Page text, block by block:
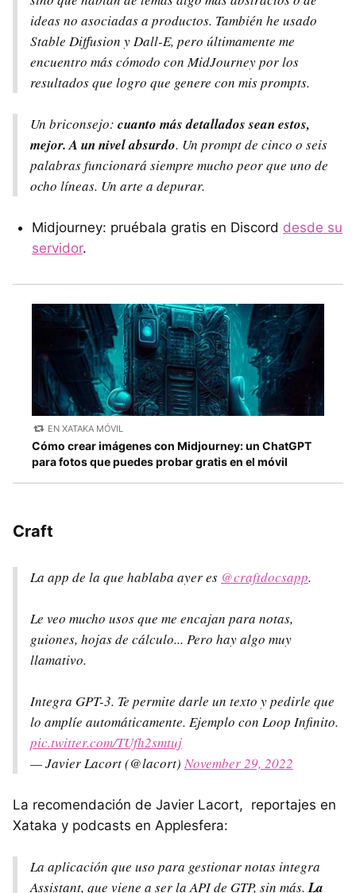
ideas no asociadas a productos. También he usado
Stable Diffusion y Dall-E, pero últimamente me
encuentro más cómodo con MidJourney por los
resultados que logro que genere con mis prompts.
Un briconsejo: cuanto más detallados sean estos,
mejor. A un nivel absurdo. Un prompt de cinco o seis
palabras funcionará siempre mucho peor que uno de
ocho líneas. Un arte a depurar.
Midjourney: pruébala gratis en Discord desde su
servidor.
EN XATAKA MÓVIL
Cómo crear imágenes con Midjourney: un ChatGPT
para fotos que puedes probar gratis en el móvil
Craft
La app de la que hablaba ayer es @craftdocsapp.
Le veo mucho usos que me encajan para notas,
guiones, hojas de cálculo... Pero hay algo muy
llamativo.
Integra GPT-3. Te permite darle un texto y pedirle que
lo amplíe automáticamente. Ejemplo con Loop Infinito.
pic.twitter.com/TUfh2smtuj
— Javier Lacort (@lacort) November 29, 2022
La recomendación de Javier Lacort, reportajes en
Xataka y podcasts en Applesfera:
La aplicación que uso para gestionar notas integra
Assistant, que viene a ser la API de GTP, sin más.La